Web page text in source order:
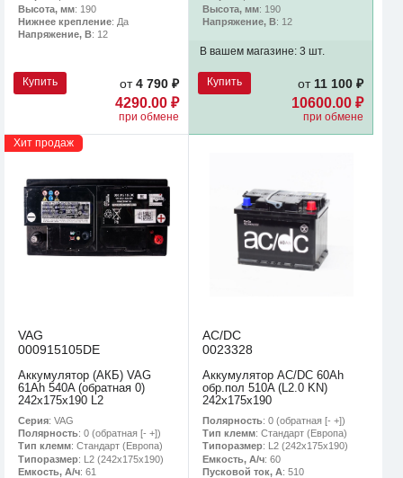
Высота, мм: 190
Нижнее крепление: Да
Напряжение, В: 12
Купить от4 790 ₽
4290.00 ₽
при обмене
Высота, мм: 190
Напряжение, В: 12
В вашем магазине: 3 шт.
Купить от11 100 ₽
10600.00 ₽
при обмене
Хит продаж
VAG
000915105DE
Аккумулятор (АКБ) VAG
61Ah 540A (обратная 0)
242x175x190 L2
Серия: VAG
Полярность: 0 (обратная [- +])
Тип клемм: Стандарт (Европа)
Типоразмер: L2 (242х175х190)
Емкость, А/ч: 61
AC/DC
0023328
Аккумулятор AC/DC 60Ah
обр.пол 510A (L2.0 KN)
242х175х190
Полярность: 0 (обратная [- +])
Тип клемм: Стандарт (Европа)
Типоразмер: L2 (242х175х190)
Емкость, А/ч: 60
Пусковой ток, А: 510